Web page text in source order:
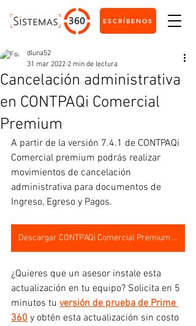
ESCRÍBENOS
Cancelación administrativa
en CONTPAQi Comercial
Premium
dluna52
31 mar 2022 2 min de lectura
A partir de la versión 7.4.1 de CONTPAQi
Comercial premium podrás realizar
movimientos de cancelación
administrativa para documentos de
Ingreso, Egreso y Pagos.
Descargar CONTPAQi Comercial Premium 7.4.1
¿Quieres que un asesor instale esta
actualización en tu equipo? Solicita en 5
minutos tu versión de prueba de Prime
360 y obtén esta actualización sin costo